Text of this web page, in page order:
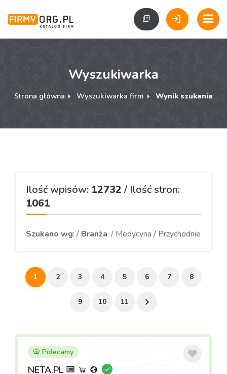
Wyszukiwarka
Strona główna Wyszukiwarka firm Wynik szukania
Ilość wpisów: 12732 / Ilość stron:
1061
Szukano wg: / Branża: / Medycyna / Przychodnie
1 2 3 4 5 6 7 8
9 10 11
Polecamy
NETA.PL